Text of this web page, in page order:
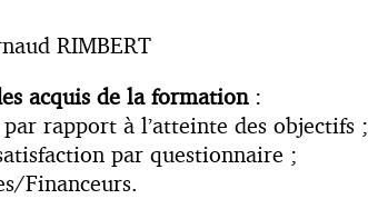
RIMBERT
acquis de la formation:
rapport à l’atteinte des objectifs ;
par questionnaire ;
Financeurs.